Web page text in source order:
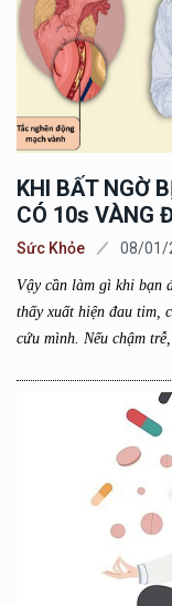
KHI BẤT NGỜ
CÓ 10s VÀNG
Sức Khỏe 08/01/
Vậy cần làm gì khi bạn
thấy xuất hiện đau tim,
cứu mình. Nếu chậm